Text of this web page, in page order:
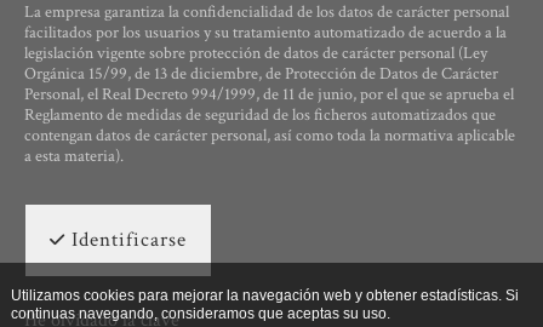
La empresa garantiza la confidencialidad de los datos de carácter personal
facilitados por los usuarios y su tratamiento automatizado de acuerdo a la
legislación vigente sobre protección de datos de carácter personal (Ley
Orgánica 15/99, de 13 de diciembre, de Protección de Datos de Carácter
Personal, el Real Decreto 994/1999, de 11 de junio, por el que se aprueba el
Reglamento de medidas de seguridad de los ficheros automatizados que
contengan datos de carácter personal, así como toda la normativa aplicable
a esta materia).
Identificarse
He olvidado la clave
Utilizamos cookies para mejorar la navegación web y obtener estadísticas. Si
continuas navegando, consideramos que aceptas su uso.